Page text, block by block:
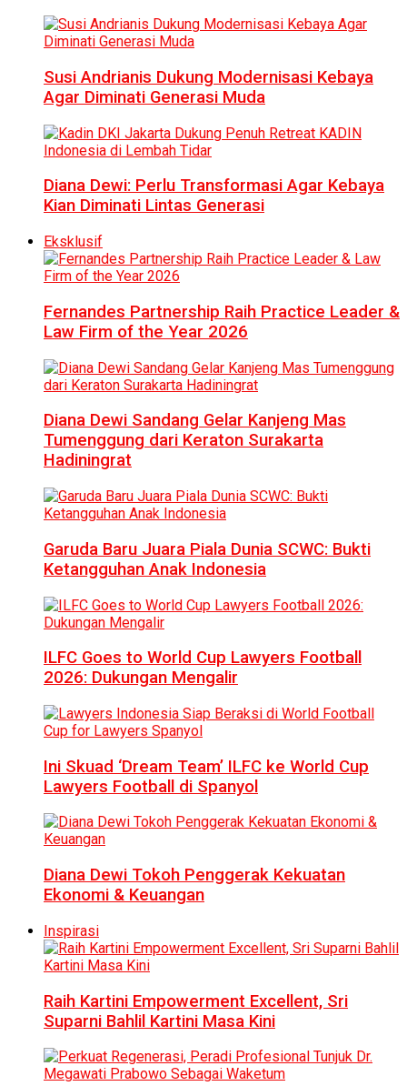
Susi Andrianis Dukung Modernisasi Kebaya
Agar Diminati Generasi Muda
Diana Dewi: Perlu Transformasi Agar Kebaya
Kian Diminati Lintas Generasi
Eksklusif
Fernandes Partnership Raih Practice Leader &
Law Firm of the Year 2026
Diana Dewi Sandang Gelar Kanjeng Mas
Tumenggung dari Keraton Surakarta
Hadiningrat
Garuda Baru Juara Piala Dunia SCWC: Bukti
Ketangguhan Anak Indonesia
ILFC Goes to World Cup Lawyers Football
2026: Dukungan Mengalir
Ini Skuad ‘Dream Team’ ILFC ke World Cup
Lawyers Football di Spanyol
Diana Dewi Tokoh Penggerak Kekuatan
Ekonomi & Keuangan
Inspirasi
Raih Kartini Empowerment Excellent, Sri
Suparni Bahlil Kartini Masa Kini